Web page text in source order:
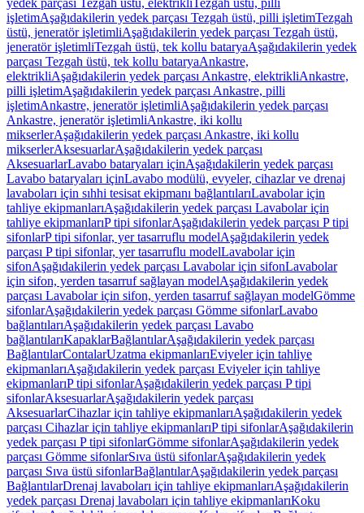
yedek parçası Tezgah üstü, elektrikli Tezgah üstü, pilli
işletimAşağıdakilerin yedek parçası Tezgah üstü, pilli işletimTezgah
üstü, jeneratör işletimliAşağıdakilerin yedek parçası Tezgah üstü,
jeneratör işletimliTezgah üstü, tek kollu bataryaAşağıdakilerin yedek
parçası Tezgah üstü, tek kollu bataryaAnkastre,
elektrikliAşağıdakilerin yedek parçası Ankastre, elektrikliAnkastre,
pilli işletimAşağıdakilerin yedek parçası Ankastre, pilli
işletimAnkastre, jeneratör işletimliAşağıdakilerin yedek parçası
Ankastre, jeneratör işletimliAnkastre, iki kollu
mikserlerAşağıdakilerin yedek parçası Ankastre, iki kollu
mikserlerAksesuarlarAşağıdakilerin yedek parçası
AksesuarlarLavabo bataryaları içinAşağıdakilerin yedek parçası
Lavabo bataryaları içinLavabo modülü, evyeler, cihazlar ve drenaj
lavaboları için sıhhi tesisat ekipmanı bağlantılarıLavabolar için
tahliye ekipmanlarıAşağıdakilerin yedek parçası Lavabolar için
tahliye ekipmanlarıP tipi sifonlarAşağıdakilerin yedek parçası P tipi
sifonlarP tipi sifonlar, yer tasarruflu modelAşağıdakilerin yedek
parçası P tipi sifonlar, yer tasarruflu modelLavabolar için
sifonAşağıdakilerin yedek parçası Lavabolar için sifonLavabolar
için sifon, yerden tasarruf sağlayan modelAşağıdakilerin yedek
parçası Lavabolar için sifon, yerden tasarruf sağlayan modelGömme
sifonlarAşağıdakilerin yedek parçası Gömme sifonlarLavabo
bağlantılarıAşağıdakilerin yedek parçası Lavabo
bağlantılarıKapaklarBağlantılarAşağıdakilerin yedek parçası
BağlantılarContalarUzatma ekipmanlarıEviyeler için tahliye
ekipmanlarıAşağıdakilerin yedek parçası Eviyeler için tahliye
ekipmanlarıP tipi sifonlarAşağıdakilerin yedek parçası P tipi
sifonlarAksesuarlarAşağıdakilerin yedek parçası
AksesuarlarCihazlar için tahliye ekipmanlarıAşağıdakilerin yedek
parçası Cihazlar için tahliye ekipmanlarıP tipi sifonlarAşağıdakilerin
yedek parçası P tipi sifonlarGömme sifonlarAşağıdakilerin yedek
parçası Gömme sifonlarSıva üstü sifonlarAşağıdakilerin yedek
parçası Sıva üstü sifonlarBağlantılarAşağıdakilerin yedek parçası
BağlantılarDrenaj lavaboları için tahliye ekipmanlarıAşağıdakilerin
yedek parçası Drenaj lavaboları için tahliye ekipmanlarıKoku